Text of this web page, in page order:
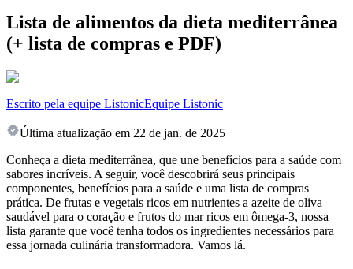
Lista de alimentos da dieta mediterrânea
(+ lista de compras e PDF)
Escrito pela equipe ListonicEquipe Listonic
Última atualização em 22 de jan. de 2025
Conheça a dieta mediterrânea, que une benefícios para a saúde com
sabores incríveis. A seguir, você descobrirá seus principais
componentes, benefícios para a saúde e uma lista de compras
prática. De frutas e vegetais ricos em nutrientes a azeite de oliva
saudável para o coração e frutos do mar ricos em ômega-3, nossa
lista garante que você tenha todos os ingredientes necessários para
essa jornada culinária transformadora. Vamos lá.